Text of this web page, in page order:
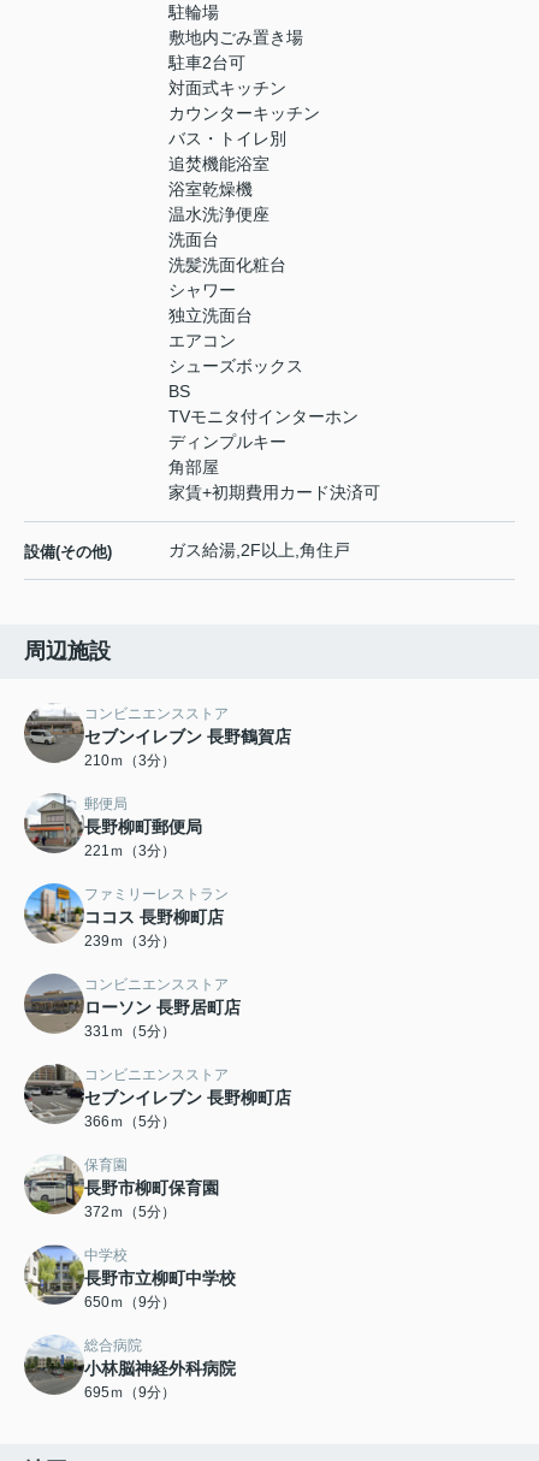
駐輪場
敷地内ごみ置き場
駐車2台可
対面式キッチン
カウンターキッチン
バス・トイレ別
追焚機能浴室
浴室乾燥機
温水洗浄便座
洗面台
洗髪洗面化粧台
シャワー
独立洗面台
エアコン
シューズボックス
BS
TVモニタ付インターホン
ディンプルキー
角部屋
家賃+初期費用カード決済可
設備(その他) ガス給湯,2F以上,角住戸
周辺施設
コンビニエンスストア
セブンイレブン 長野鶴賀店
210ｍ（3分）
郵便局
長野柳町郵便局
221ｍ（3分）
ファミリーレストラン
ココス 長野柳町店
239ｍ（3分）
コンビニエンスストア
ローソン 長野居町店
331ｍ（5分）
コンビニエンスストア
セブンイレブン 長野柳町店
366ｍ（5分）
保育園
長野市柳町保育園
372ｍ（5分）
中学校
長野市立柳町中学校
650ｍ（9分）
総合病院
小林脳神経外科病院
695ｍ（9分）